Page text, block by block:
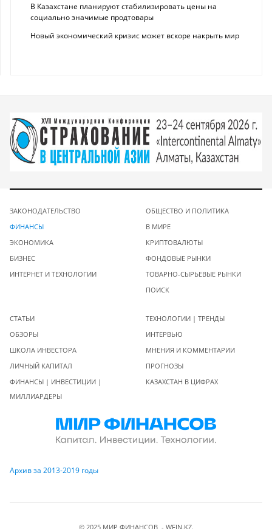
В Казахстане планируют стабилизировать цены на
социально значимые продтовары
Новый экономический кризис может вскоре накрыть мир
ЗАКОНОДАТЕЛЬСТВО
ФИНАНСЫ
ЭКОНОМИКА
БИЗНЕС
ИНТЕРНЕТ И ТЕХНОЛОГИИ
ОБЩЕСТВО И ПОЛИТИКА
В МИРЕ
КРИПТОВАЛЮТЫ
ФОНДОВЫЕ РЫНКИ
ТОВАРНО-СЫРЬЕВЫЕ РЫНКИ
ПОИСК
СТАТЬИ
ОБЗОРЫ
ШКОЛА ИНВЕСТОРА
ЛИЧНЫЙ КАПИТАЛ
ФИНАНСЫ | ИНВЕСТИЦИИ |
МИЛЛИАРДЕРЫ
ТЕХНОЛОГИИ | ТРЕНДЫ
ИНТЕРВЬЮ
МНЕНИЯ И КОММЕНТАРИИ
ПРОГНОЗЫ
КАЗАХСТАН В ЦИФРАХ
Архив за 2013-2019 годы
© 2025 МИР ФИНАНСОВ - WFIN.KZ.